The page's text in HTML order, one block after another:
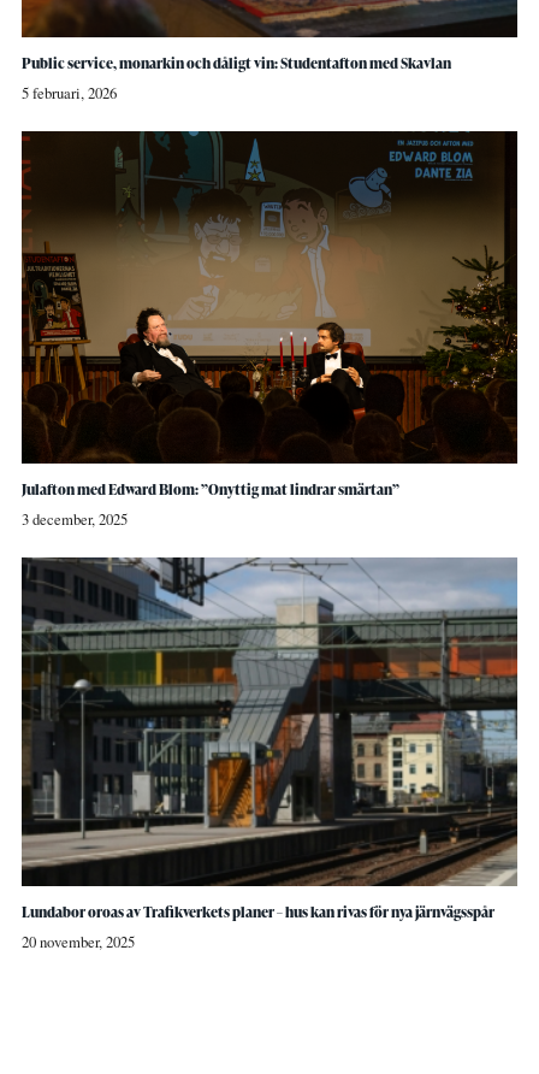
Public service, monarkin och dåligt vin: Studentafton med Skavlan
5 februari, 2026
Julafton med Edward Blom: ”Onyttig mat lindrar smärtan”
3 december, 2025
Lundabor oroas av Trafikverkets planer – hus kan rivas för nya järnvägsspår
20 november, 2025